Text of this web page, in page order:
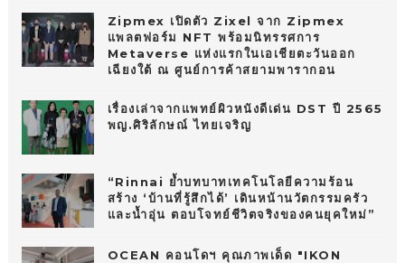
Zipmex เปิดตัว Zixel จาก Zipmex
แพลตฟอร์ม NFT พร้อมนิทรรศการ
Metaverse แห่งแรกในเอเชียตะวันออก
เฉียงใต้ ณ ศูนย์การค้าสยามพารากอน
เรื่องเล่าจากแพทย์ผิวหนังดีเด่น DST ปี 2565
พญ.ศิริลักษณ์ ไทยเจริญ
“Rinnai ย้ำบทบาทเทคโนโลยีความร้อน
สร้าง ‘บ้านที่รู้สึกได้’ เดินหน้านวัตกรรมครัว
และน้ำอุ่น ตอบโจทย์ชีวิตจริงของคนยุคใหม่”
OCEAN คอนโดฯ คุณภาพเด็ด "IKON